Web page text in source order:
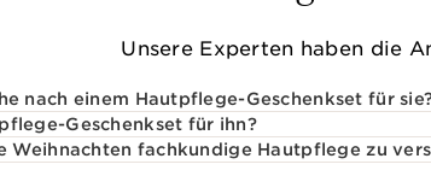
Unsere Experten haben die
nach einem Hautpflege-Geschenkset für
Geschenkset für ihn?
Weihnachten fachkundige Hautpflege zu